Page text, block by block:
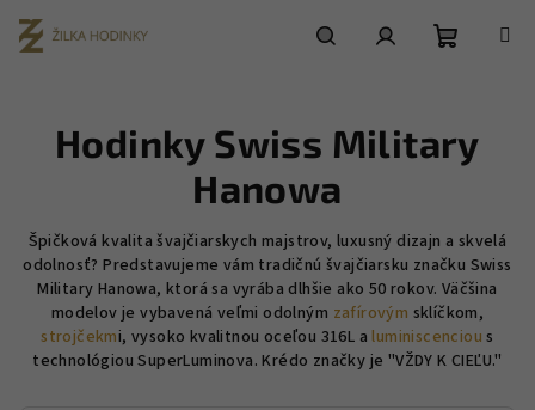
obsah
košík
Hodinky Swiss Military
Hanowa
Špičková kvalita švajčiarskych majstrov, luxusný dizajn a skvelá
odolnosť? Predstavujeme vám tradičnú švajčiarsku značku Swiss
Military Hanowa, ktorá sa vyrába dlhšie ako 50 rokov. Väčšina
modelov je vybavená veľmi odolným zafírovým sklíčkom,
strojčekmi, vysoko kvalitnou oceľou 316L aluminiscenciou s
technológiou SuperLuminova. Krédo značky je "VŽDY K CIEĽU."